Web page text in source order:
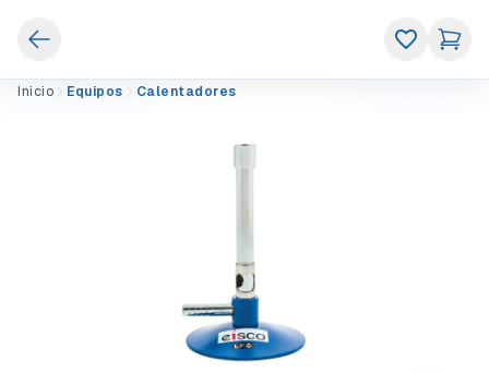
Inicio Equipos Calentadores